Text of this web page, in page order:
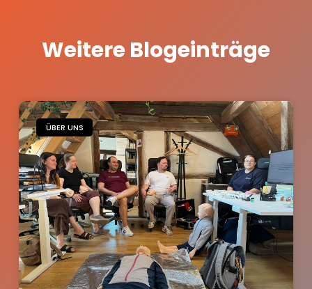
Weitere Blogeinträge
ÜBER UNS